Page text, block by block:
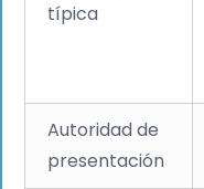
típica
Autoridad de
presentación